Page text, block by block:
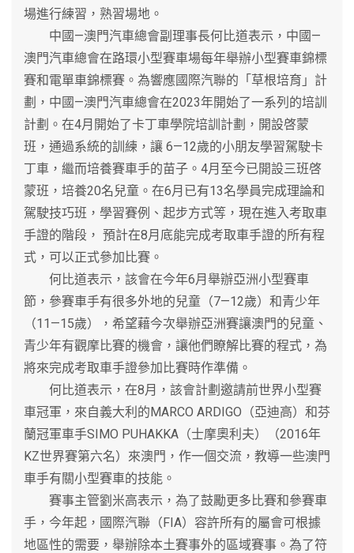
場進行練習，熟習場地。
中國—澳門汽車總會副理事長何比道表示，中國—
澳門汽車總會在路環小型賽車場每年舉辦小型賽車錦標
賽和電單車錦標賽。為響應國際汽聯的「草根培育」計
劃，中國—澳門汽車總會在2023年開始了一系列的培訓
計劃。在4月開始了卡丁車學院培訓計劃，開設啓蒙
班，通過系統的訓練，讓 6—12歲的小朋友學習駕駛卡
丁車，繼而培養賽車手的苗子。4月至今已開設三班啓
蒙班，培養20名兒童。在6月已有13名學員完成理論和
駕駛技巧班，學習賽例、起步方式等，現在進入考取車
手證的階段， 預計在8月底能完成考取車手證的所有程
式，可以正式參加比賽。
何比道表示，該會在今年6月舉辦亞洲小型賽車
節，參賽車手有很多外地的兒童（7—12歲）和青少年
（11—15歲），希望藉今次舉辦亞洲賽讓澳門的兒童、
青少年有觀摩比賽的機會，讓他們瞭解比賽的程式，為
將來完成考取車手證參加比賽時作準備。
何比道表示，在8月，該會計劃邀請前世界小型賽
車冠軍，來自義大利的MARCO ARDIGO（亞迪高）和芬
蘭冠軍車手SIMO PUHAKKA（士摩奧利夫）（2016年
KZ世界賽第六名）來澳門，作一個交流，教導一些澳門
車手有關小型賽車的技能。
賽事主管劉米高表示，為了鼓勵更多比賽和參賽車
手，今年起，國際汽聯（FIA）容許所有的屬會可根據
地區性的需要，舉辦除本土賽事外的區域賽事。為了符